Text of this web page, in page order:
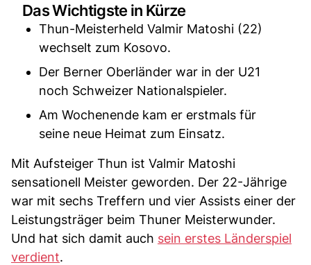
Das Wichtigste in Kürze
Thun-Meisterheld Valmir Matoshi (22)
wechselt zum Kosovo.
Der Berner Oberländer war in der U21
noch Schweizer Nationalspieler.
Am Wochenende kam er erstmals für
seine neue Heimat zum Einsatz.
Mit Aufsteiger Thun ist Valmir Matoshi
sensationell Meister geworden. Der 22-Jährige
war mit sechs Treffern und vier Assists einer der
Leistungsträger beim Thuner Meisterwunder.
Und hat sich damit auch sein erstes Länderspiel
verdient.